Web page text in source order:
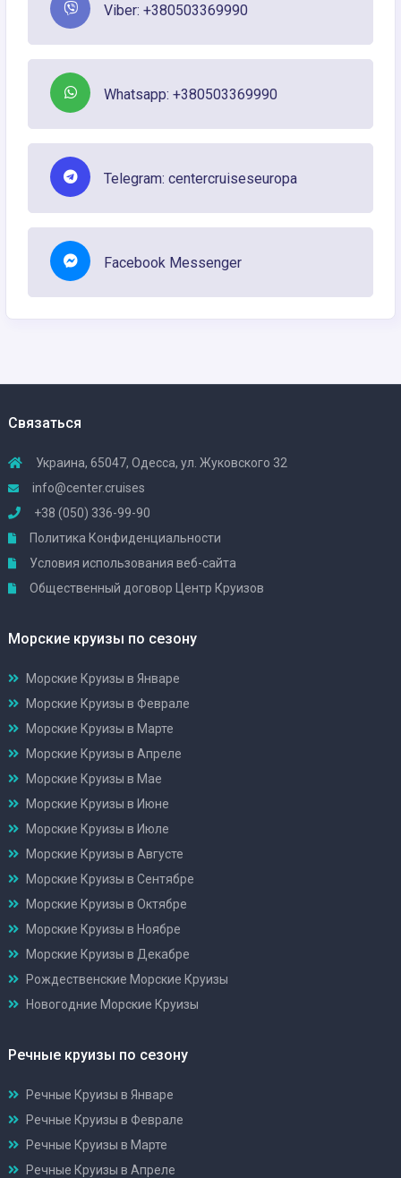
Viber: +380503369990
Whatsapp: +380503369990
Telegram: centercruiseseuropa
Facebook Messenger
Связаться
Украина, 65047, Одесса, ул. Жуковского 32
info@center.cruises
+38 (050) 336-99-90
Политика Конфиденциальности
Условия использования веб-сайта
Общественный договор Центр Круизов
Морские круизы по сезону
Морские Круизы в Январе
Морские Круизы в Феврале
Морские Круизы в Марте
Морские Круизы в Апреле
Морские Круизы в Мае
Морские Круизы в Июне
Морские Круизы в Июле
Морские Круизы в Августе
Морские Круизы в Сентябре
Морские Круизы в Октябре
Морские Круизы в Ноябре
Морские Круизы в Декабре
Рождественские Морские Круизы
Новогодние Морские Круизы
Речные круизы по сезону
Речные Круизы в Январе
Речные Круизы в Феврале
Речные Круизы в Марте
Речные Круизы в Апреле